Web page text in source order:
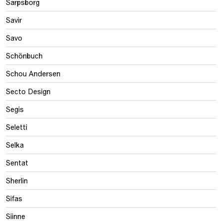
Sarpsborg
Savir
Savo
Schönbuch
Schou Andersen
Secto Design
Segis
Seletti
Selka
Sentat
Sherlin
Sifas
Siinne